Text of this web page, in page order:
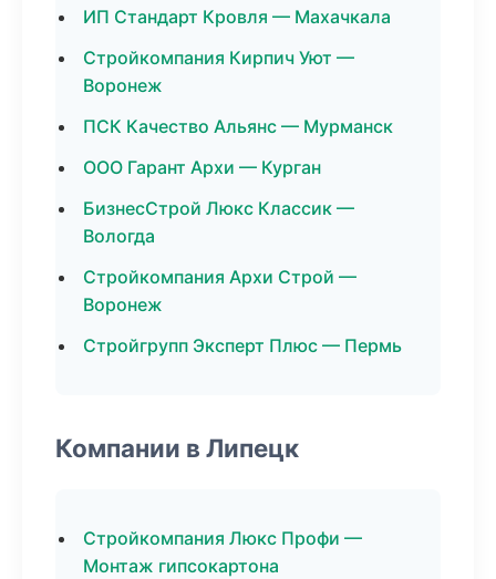
ИП Стандарт Кровля — Махачкала
Стройкомпания Кирпич Уют —
Воронеж
ПСК Качество Альянс — Мурманск
ООО Гарант Архи — Курган
БизнесСтрой Люкс Классик —
Вологда
Стройкомпания Архи Строй —
Воронеж
Стройгрупп Эксперт Плюс — Пермь
Компании в Липецк
Стройкомпания Люкс Профи —
Монтаж гипсокартона